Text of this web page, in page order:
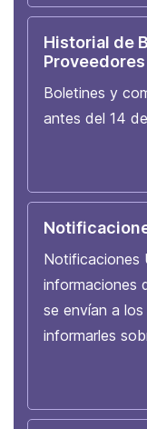
Historial de
Boletines y
antes del 14
Notificaciones
informaciones
se envían a
informarles